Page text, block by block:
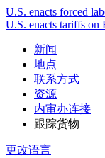
U.S. enacts forced
U.S. enacts tariffs on
新闻
地点
联系方式
资源
内审办连接
跟踪货物
更改语言